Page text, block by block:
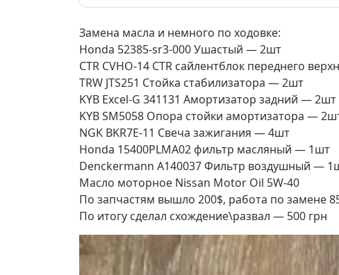
Замена масла и немного по ходовке:
Honda 52385-sr3-000 Ушастый — 2шт
CTR CVHO-14 CTR сайлентблок переднего
TRW JTS251 Стойка стабилизатора — 2шт
KYB Excel-G 341131 Амортизатор задний — 2шт
KYB SM5058 Опора стойки амортизатора —
NGK BKR7E-11 Свеча зажигания — 4шт
Honda 15400PLMA02 фильтр масляный — 1шт
Denckermann A140037 Фильтр воздушный —
Масло моторное Nissan Motor Oil 5W-40
По запчастям вышло 200$, работа по замене
По итогу сделал схождение\развал — 500 грн